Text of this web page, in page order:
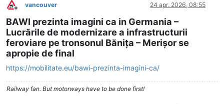
Deconectat
vancouver 24 apr. 2026, 08:55
BAWI prezinta imagini ca in Germania –
Lucrările de modernizare a infrastructurii
feroviare pe tronsonul Bănița – Merișor se
apropie de final
https://mobilitate.eu/bawi-prezinta-imagini-ca/
Railway fan. But motorways have to be done first!